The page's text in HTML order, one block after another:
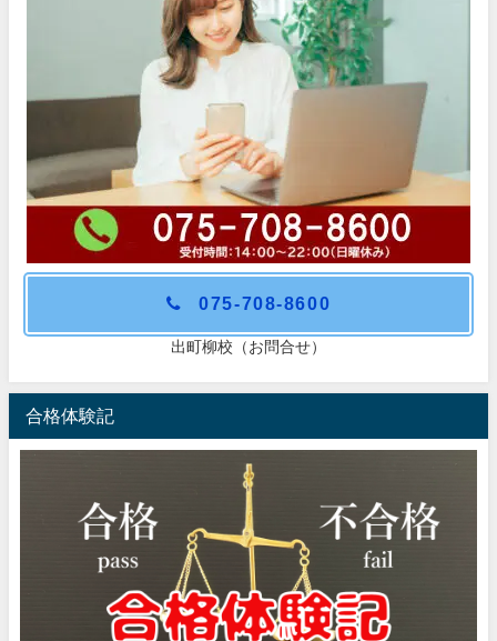
075-708-8600
出町柳校（お問合せ）
合格体験記